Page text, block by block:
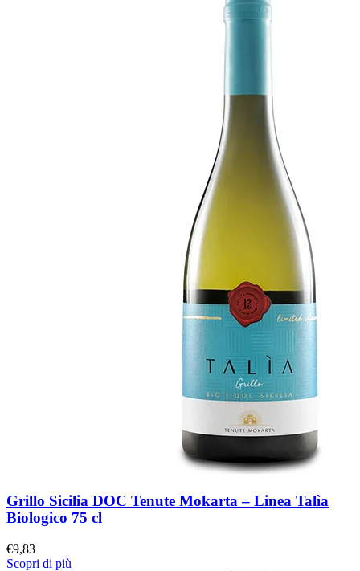
Grillo Sicilia DOC Tenute Mokarta – Linea Talìa
Biologico 75 cl
€9,83
Scopri di più